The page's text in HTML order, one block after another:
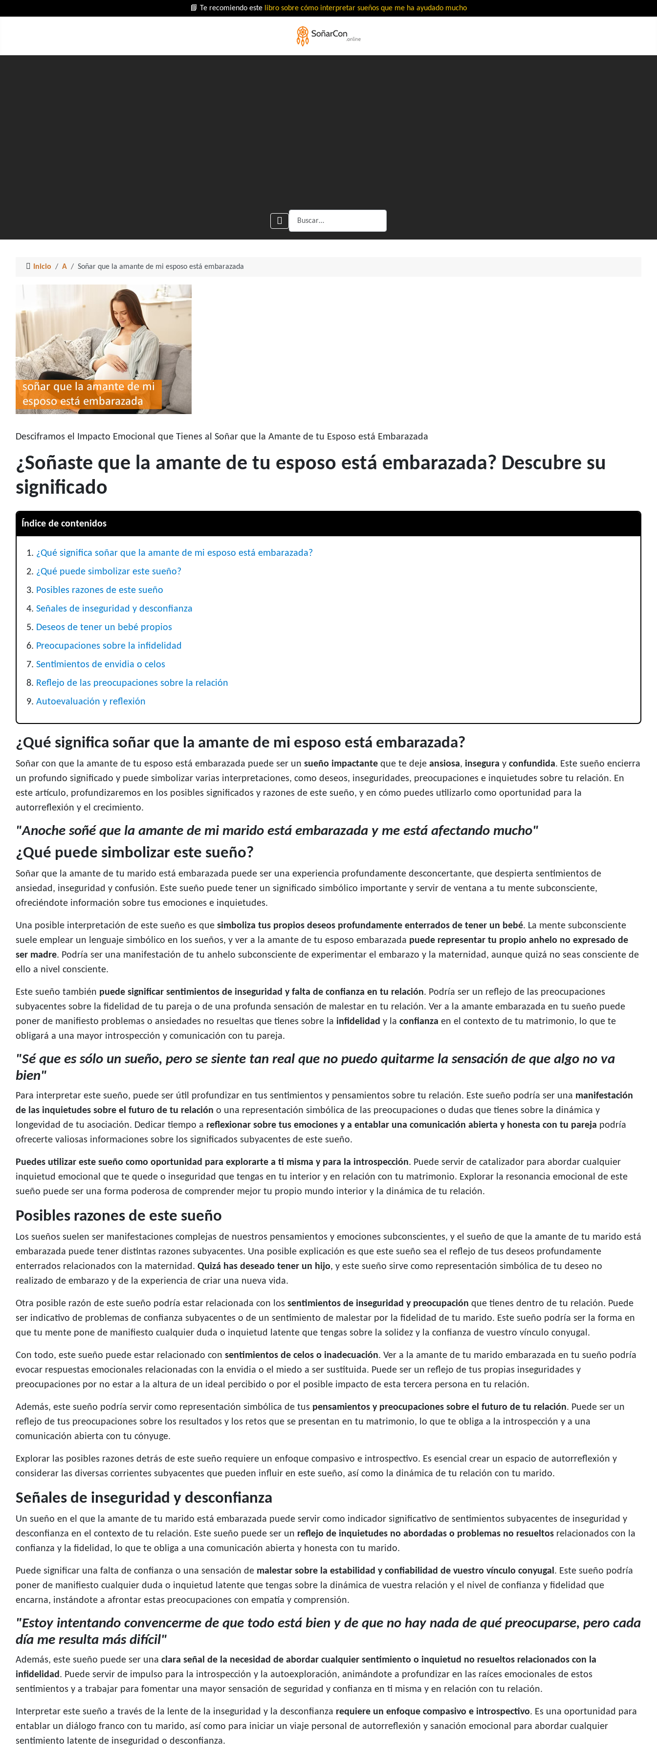
📘 Te recomiendo este libro sobre cómo interpretar sueños que me ha ayudado mucho
Buscar
Inicio A Soñar que la amante de mi esposo está embarazada
Desciframos el Impacto Emocional que Tienes al Soñar que la Amante de tu Esposo está Embarazada
¿Soñaste que la amante de tu esposo está embarazada? Descubre su
significado
Índice de contenidos
¿Qué significa soñar que la amante de mi esposo está embarazada?
¿Qué puede simbolizar este sueño?
Posibles razones de este sueño
Señales de inseguridad y desconfianza
Deseos de tener un bebé propios
Preocupaciones sobre la infidelidad
Sentimientos de envidia o celos
Reflejo de las preocupaciones sobre la relación
Autoevaluación y reflexión
¿Qué significa soñar que la amante de mi esposo está embarazada?
Soñar con que la amante de tu esposo está embarazada puede ser un sueño impactante que te deje ansiosa, insegura y confundida. Este sueño encierra
un profundo significado y puede simbolizar varias interpretaciones, como deseos, inseguridades, preocupaciones e inquietudes sobre tu relación. En
este artículo, profundizaremos en los posibles significados y razones de este sueño, y en cómo puedes utilizarlo como oportunidad para la
autorreflexión y el crecimiento.
"Anoche soñé que la amante de mi marido está embarazada y me está afectando mucho"
¿Qué puede simbolizar este sueño?
Soñar que la amante de tu marido está embarazada puede ser una experiencia profundamente desconcertante, que despierta sentimientos de
ansiedad, inseguridad y confusión. Este sueño puede tener un significado simbólico importante y servir de ventana a tu mente subconsciente,
ofreciéndote información sobre tus emociones e inquietudes.
Una posible interpretación de este sueño es que simboliza tus propios deseos profundamente enterrados de tener un bebé. La mente subconsciente
suele emplear un lenguaje simbólico en los sueños, y ver a la amante de tu esposo embarazada puede representar tu propio anhelo no expresado de
ser madre. Podría ser una manifestación de tu anhelo subconsciente de experimentar el embarazo y la maternidad, aunque quizá no seas consciente de
ello a nivel consciente.
Este sueño también puede significar sentimientos de inseguridad y falta de confianza en tu relación. Podría ser un reflejo de las preocupaciones
subyacentes sobre la fidelidad de tu pareja o de una profunda sensación de malestar en tu relación. Ver a la amante embarazada en tu sueño puede
poner de manifiesto problemas o ansiedades no resueltas que tienes sobre la infidelidad y la confianza en el contexto de tu matrimonio, lo que te
obligará a una mayor introspección y comunicación con tu pareja.
"Sé que es sólo un sueño, pero se siente tan real que no puedo quitarme la sensación de que algo no va
bien"
Para interpretar este sueño, puede ser útil profundizar en tus sentimientos y pensamientos sobre tu relación. Este sueño podría ser una manifestación
de las inquietudes sobre el futuro de tu relación o una representación simbólica de las preocupaciones o dudas que tienes sobre la dinámica y
longevidad de tu asociación. Dedicar tiempo a reflexionar sobre tus emociones y a entablar una comunicación abierta y honesta con tu pareja podría
ofrecerte valiosas informaciones sobre los significados subyacentes de este sueño.
Puedes utilizar este sueño como oportunidad para explorarte a ti misma y para la introspección. Puede servir de catalizador para abordar cualquier
inquietud emocional que te quede o inseguridad que tengas en tu interior y en relación con tu matrimonio. Explorar la resonancia emocional de este
sueño puede ser una forma poderosa de comprender mejor tu propio mundo interior y la dinámica de tu relación.
Posibles razones de este sueño
Los sueños suelen ser manifestaciones complejas de nuestros pensamientos y emociones subconscientes, y el sueño de que la amante de tu marido está
embarazada puede tener distintas razones subyacentes. Una posible explicación es que este sueño sea el reflejo de tus deseos profundamente
enterrados relacionados con la maternidad. Quizá has deseado tener un hijo, y este sueño sirve como representación simbólica de tu deseo no
realizado de embarazo y de la experiencia de criar una nueva vida.
Otra posible razón de este sueño podría estar relacionada con los sentimientos de inseguridad y preocupación que tienes dentro de tu relación. Puede
ser indicativo de problemas de confianza subyacentes o de un sentimiento de malestar por la fidelidad de tu marido. Este sueño podría ser la forma en
que tu mente pone de manifiesto cualquier duda o inquietud latente que tengas sobre la solidez y la confianza de vuestro vínculo conyugal.
Con todo, este sueño puede estar relacionado con sentimientos de celos o inadecuación. Ver a la amante de tu marido embarazada en tu sueño podría
evocar respuestas emocionales relacionadas con la envidia o el miedo a ser sustituida. Puede ser un reflejo de tus propias inseguridades y
preocupaciones por no estar a la altura de un ideal percibido o por el posible impacto de esta tercera persona en tu relación.
Además, este sueño podría servir como representación simbólica de tus pensamientos y preocupaciones sobre el futuro de tu relación. Puede ser un
reflejo de tus preocupaciones sobre los resultados y los retos que se presentan en tu matrimonio, lo que te obliga a la introspección y a una
comunicación abierta con tu cónyuge.
Explorar las posibles razones detrás de este sueño requiere un enfoque compasivo e introspectivo. Es esencial crear un espacio de autorreflexión y
considerar las diversas corrientes subyacentes que pueden influir en este sueño, así como la dinámica de tu relación con tu marido.
Señales de inseguridad y desconfianza
Un sueño en el que la amante de tu marido está embarazada puede servir como indicador significativo de sentimientos subyacentes de inseguridad y
desconfianza en el contexto de tu relación. Este sueño puede ser un reflejo de inquietudes no abordadas o problemas no resueltos relacionados con la
confianza y la fidelidad, lo que te obliga a una comunicación abierta y honesta con tu marido.
Puede significar una falta de confianza o una sensación de malestar sobre la estabilidad y confiabilidad de vuestro vínculo conyugal. Este sueño podría
poner de manifiesto cualquier duda o inquietud latente que tengas sobre la dinámica de vuestra relación y el nivel de confianza y fidelidad que
encarna, instándote a afrontar estas preocupaciones con empatía y comprensión.
"Estoy intentando convencerme de que todo está bien y de que no hay nada de qué preocuparse, pero cada
día me resulta más difícil"
Además, este sueño puede ser una clara señal de la necesidad de abordar cualquier sentimiento o inquietud no resueltos relacionados con la
infidelidad. Puede servir de impulso para la introspección y la autoexploración, animándote a profundizar en las raíces emocionales de estos
sentimientos y a trabajar para fomentar una mayor sensación de seguridad y confianza en ti misma y en relación con tu relación.
Interpretar este sueño a través de la lente de la inseguridad y la desconfianza requiere un enfoque compasivo e introspectivo. Es una oportunidad para
entablar un diálogo franco con tu marido, así como para iniciar un viaje personal de autorreflexión y sanación emocional para abordar cualquier
sentimiento latente de inseguridad o desconfianza.